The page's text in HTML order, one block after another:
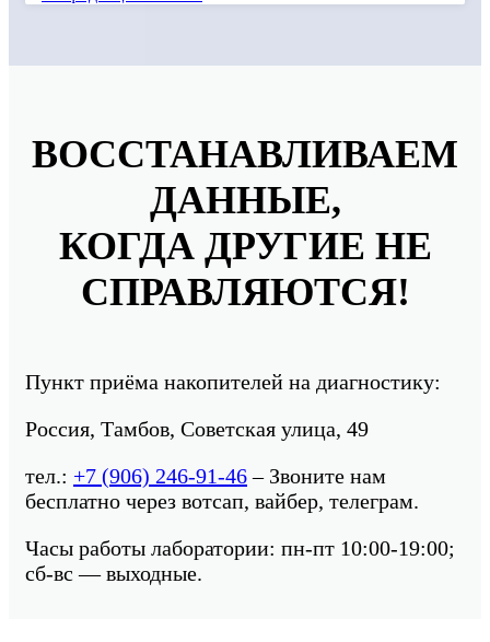
ВОССТАНАВЛИВАЕМ
ДАННЫЕ,
КОГДА ДРУГИЕ НЕ
СПРАВЛЯЮТСЯ!
Пункт приёма накопителей на диагностику:
Россия, Тамбов, Советская улица, 49
тел.: +7 (906) 246-91-46– Звоните нам
бесплатно через вотсап, вайбер, телеграм.
Часы работы лаборатории: пн-пт 10:00-19:00;
сб-вс — выходные.